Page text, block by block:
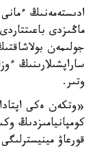
ادىستەمەنىڭ
ماڭىزدى
جولىمەن
ساراپشىلارىنىڭ
وتىر.
كومپانيامىزدىڭ